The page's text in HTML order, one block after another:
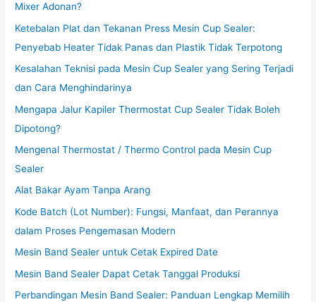
Mixer Adonan?
Ketebalan Plat dan Tekanan Press Mesin Cup Sealer:
Penyebab Heater Tidak Panas dan Plastik Tidak Terpotong
Kesalahan Teknisi pada Mesin Cup Sealer yang Sering Terjadi
dan Cara Menghindarinya
Mengapa Jalur Kapiler Thermostat Cup Sealer Tidak Boleh
Dipotong?
Mengenal Thermostat / Thermo Control pada Mesin Cup
Sealer
Alat Bakar Ayam Tanpa Arang
Kode Batch (Lot Number): Fungsi, Manfaat, dan Perannya
dalam Proses Pengemasan Modern
Mesin Band Sealer untuk Cetak Expired Date
Mesin Band Sealer Dapat Cetak Tanggal Produksi
Perbandingan Mesin Band Sealer: Panduan Lengkap Memilih